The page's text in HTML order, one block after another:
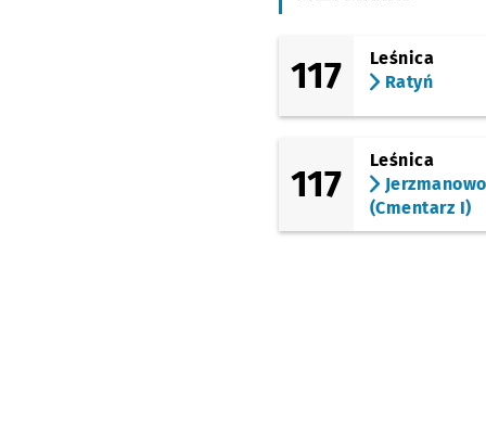
Serowarska NŻ
Leśnica
117
Leśnica
Ratyń
117
Leśnica
Jerzmanowo
(Cmentarz I)